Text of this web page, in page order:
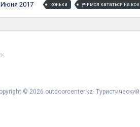
2017 коньки учимся кататься на
© 2026 outdoorcenter.kz-